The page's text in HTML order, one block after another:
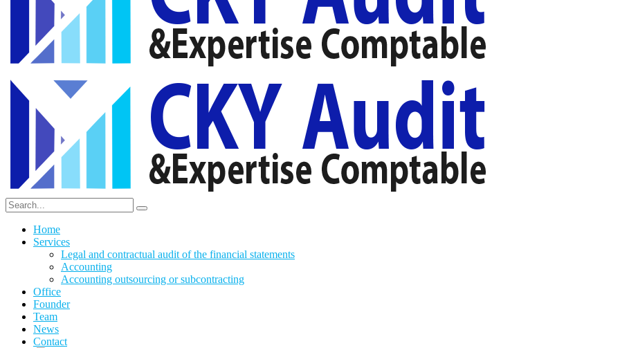
Home
Services
Legal and contractual audit of the financial statements
Accounting
Accounting outsourcing or subcontracting
Office
Founder
Team
News
Contact